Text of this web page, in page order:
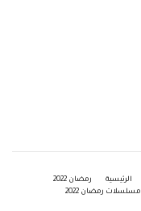
الرئيسية
رمضان 2022
مسلسلات رمضان 2022